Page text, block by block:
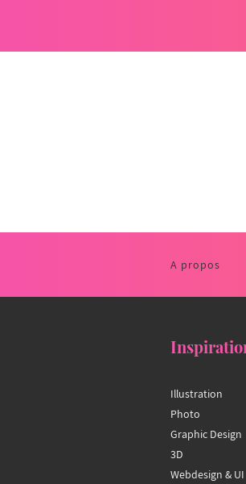
A propos
Illustration
Photo
Graphic Design
3D
Webdesign & UI